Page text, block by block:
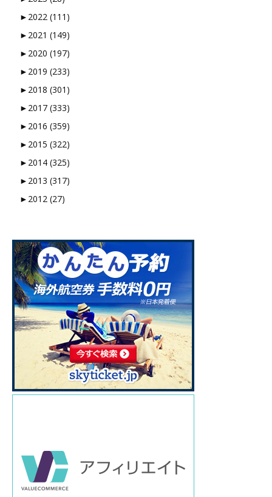
► 2022 (111)
► 2021 (149)
► 2020 (197)
► 2019 (233)
► 2018 (301)
► 2017 (333)
► 2016 (359)
► 2015 (322)
► 2014 (325)
► 2013 (317)
► 2012 (27)